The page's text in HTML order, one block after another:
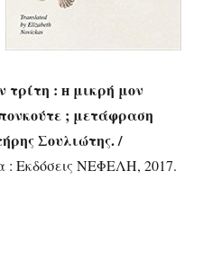
τρίτη : н μικρή μον
; μετάφραση
Σουλιώτης. /
: Εκδόσεις ΝΕΦΕΛΗ, 2017.